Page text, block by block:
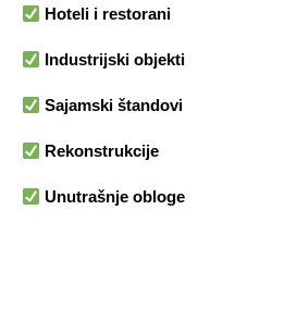
Hoteli i restorani
Industrijski objekti
Sajamski štandovi
Rekonstrukcije
Unutrašnje obloge